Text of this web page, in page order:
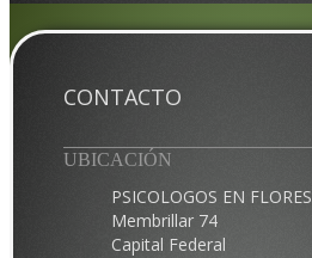
CONTACTO
UBICACIÓN
PSICOLOGOS EN FLORES
Membrillar 74
Capital Federal